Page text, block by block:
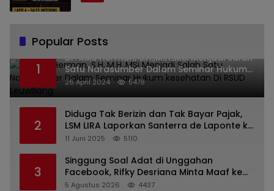
Popular Posts
1
Dr. KMS Herman, S.H.,M.H.,MSi Menjadi Salah
Satu Narasumber Dalam Seminar Hukum
kesehatan Di RSUD Leuwiliang
26 April 2024 5478
2
Diduga Tak Berizin dan Tak Bayar Pajak,
LSM LIRA Laporkan Santerra de Laponte ke
Kejaksaan Kota Batu
11 Juni 2025 5110
3
Singgung Soal Adat di Unggahan
Facebook, Rifky Desriana Minta Maaf ke
PDA dan Bupati Kubar
5 Agustus 2026 4437